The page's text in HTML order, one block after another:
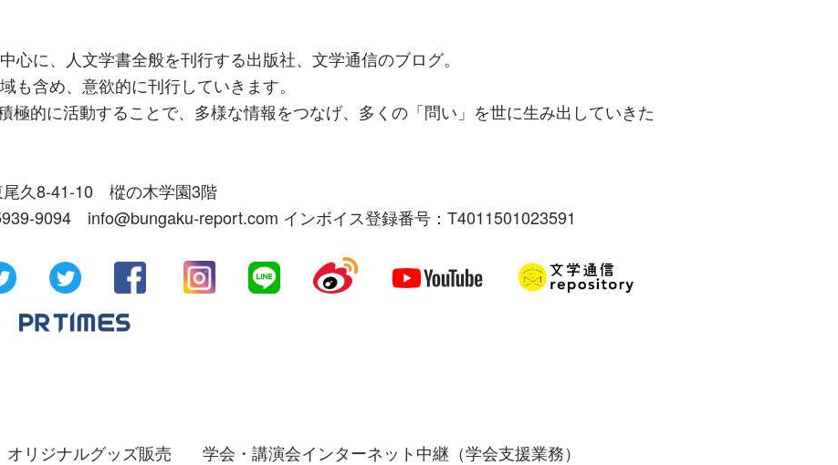
心に、人文学書全般を刊行する出版社、文学通信のブログ。
も含め、意欲的に刊行していきます。
極的に活動することで、多様な情報をつなげ、多くの「問い」を世に生み出していきた
久8-41-10 樅の木学園3階
9094 info@bungaku-report.com インボイス登録番号：T4011501023591
オリジナルグッズ販売
学会・講演会インターネット中継（学会支援業務）